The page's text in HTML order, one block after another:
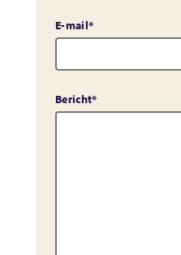
E-mail*
Bericht*